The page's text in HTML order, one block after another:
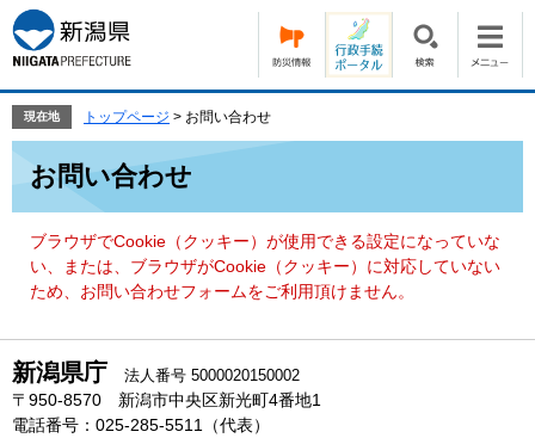
ー
ジ
の
頭
す。
ニ
ュ
ー
飛
て
現在地 トップページ > お問い合わせ
お問い合わせ
ブラウザでCookie（クッキー）が使用できる設定になっていな
い、または、ブラウザがCookie（クッキー）に対応していない
ため、お問い合わせフォームをご利用頂けません。
新潟県庁 法人番号 5000020150002
〒950-8570 新潟市中央区新光町4番地1
電話番号：025-285-5511（代表）